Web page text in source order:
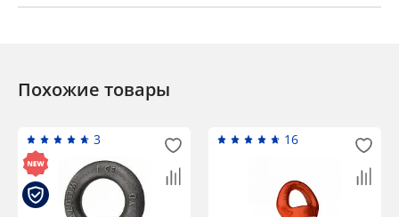
Похожие товары
3 16